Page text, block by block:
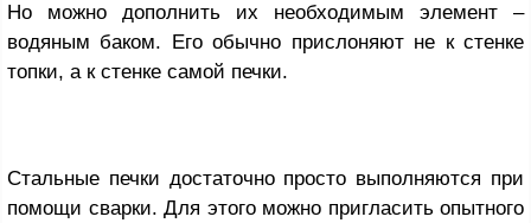
Но можно дополнить их необходимым элемент –
водяным баком. Его обычно прислоняют не к стенке
топки, а к стенке самой печки.
Стальные печки достаточно просто выполняются при
помощи сварки. Для этого можно пригласить опытного